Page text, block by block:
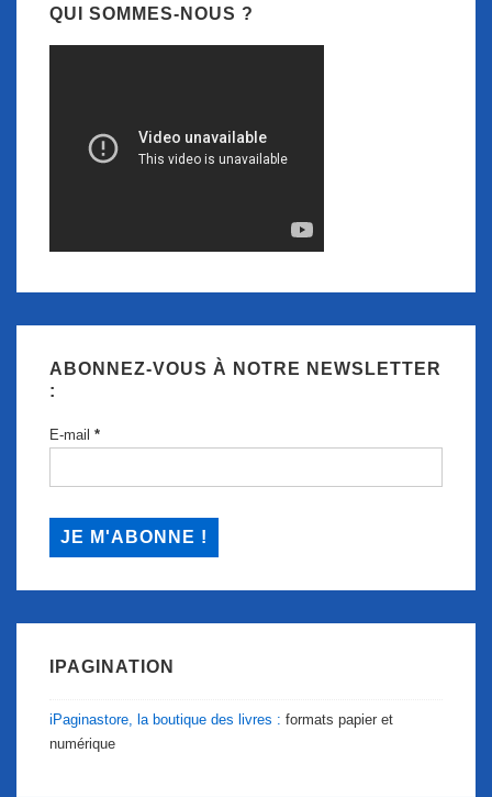
QUI SOMMES-NOUS ?
ABONNEZ-VOUS À NOTRE NEWSLETTER
:
E-mail *
IPAGINATION
iPaginastore, la boutique des livres : formats papier et
numérique